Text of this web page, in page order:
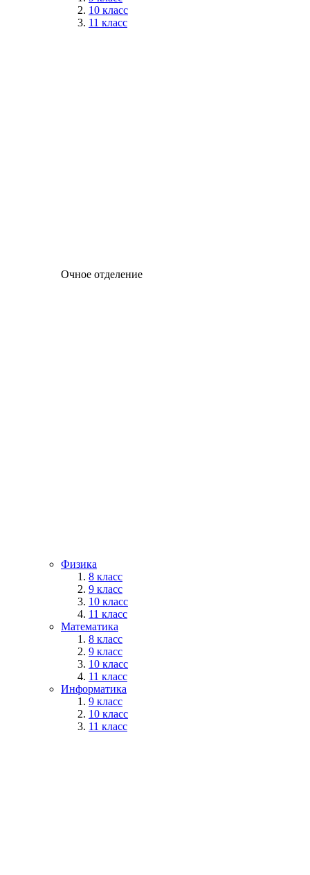
10 класс
11 класс
Очное отделение
Физика
8 класс
9 класс
10 класс
11 класс
Математика
8 класс
9 класс
10 класс
11 класс
Информатика
9 класс
10 класс
11 класс